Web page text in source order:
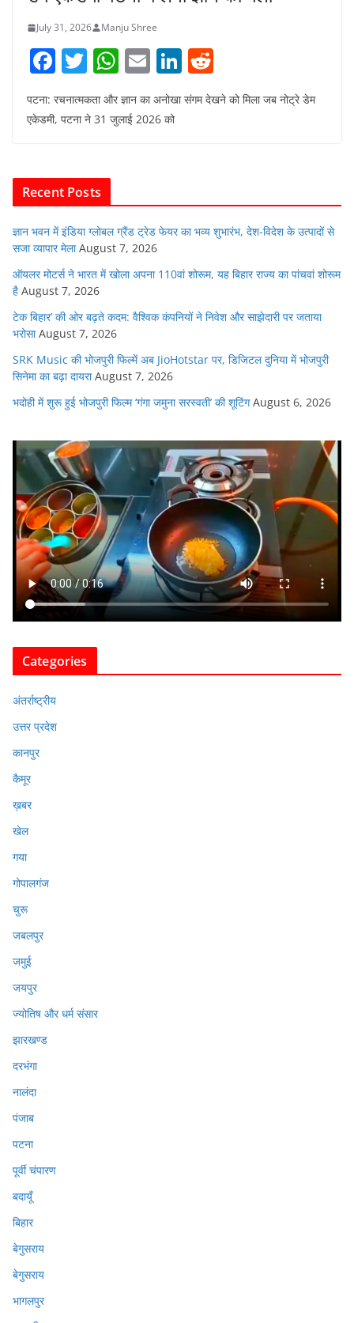
July 31, 2026 Manju Shree
F
c
o
o
k
T
itt
W
at
p
E
m
ai
Li
n
k
e
d
पटना: रचनात्मकता और ज्ञान का अनोखा संगम देखने को मिला जब नोट्रे डेम
एकेडमी, पटना ने 31 जुलाई 2026 को
Recent Posts
ज्ञान भवन में इंडिया ग्लोबल ग्रैंड ट्रेड फेयर का भव्य शुभारंभ, देश-विदेश के उत्पादों से
सजा व्यापार मेला August 7, 2026
ऑयलर मोटर्स ने भारत में खोला अपना 110वां शोरूम, यह बिहार राज्य का पांचवां शोरूम
है August 7, 2026
टेक बिहार’ की ओर बढ़ते कदम: वैश्विक कंपनियों ने निवेश और साझेदारी पर जताया
भरोसा August 7, 2026
SRK Music की भोजपुरी फिल्में अब JioHotstar पर, डिजिटल दुनिया में भोजपुरी
सिनेमा का बढ़ा दायरा August 7, 2026
भदोही में शुरू हुई भोजपुरी फिल्म ‘गंगा जमुना सरस्वती’ की शूटिंग August 6, 2026
Categories
अंतर्राष्ट्रीय
उत्तर प्रदेश
कानपुर
कैमूर
ख़बर
खेल
गया
गोपालगंज
चुरू
जबलपुर
जमुई
जयपुर
ज्योतिष और धर्म संसार
झारखण्ड
दरभंगा
नालंदा
पंजाब
पटना
पूर्वी चंपारण
बदायूँ
बिहार
बेगुसराय
बेगुसराय
भागलपुर